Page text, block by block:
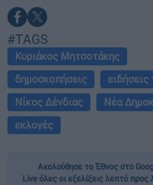
#TAGS
Κυριάκος Μητσοτάκης
δημοσκοπήσεις
Νίκος Δένδιας
Νέα
εκλογές
Ακολούθησε το Έθνος στο
Live όλες οι εξελίξεις λεπτό προς